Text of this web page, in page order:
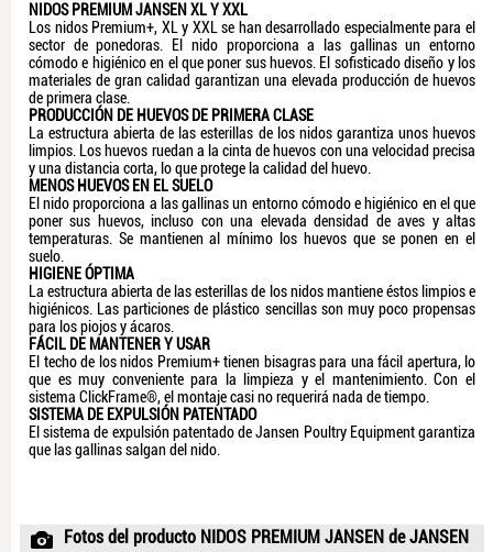
NIDOS PREMIUM JANSEN XL Y XXL
Los nidos Premium+, XL y XXL se han desarrollado especialmente para el
sector de ponedoras. El nido proporciona a las gallinas un entorno
cómodo e higiénico en el que poner sus huevos. El sofisticado diseño y los
materiales de gran calidad garantizan una elevada producción de huevos
de primera clase.
PRODUCCIÓN DE HUEVOS DE PRIMERA CLASE
La estructura abierta de las esterillas de los nidos garantiza unos huevos
limpios. Los huevos ruedan a la cinta de huevos con una velocidad precisa
y una distancia corta, lo que protege la calidad del huevo.
MENOS HUEVOS EN EL SUELO
El nido proporciona a las gallinas un entorno cómodo e higiénico en el que
poner sus huevos, incluso con una elevada densidad de aves y altas
temperaturas. Se mantienen al mínimo los huevos que se ponen en el
suelo.
HIGIENE ÓPTIMA
La estructura abierta de las esterillas de los nidos mantiene éstos limpios e
higiénicos. Las particiones de plástico sencillas son muy poco propensas
para los piojos y ácaros.
FÁCIL DE MANTENER Y USAR
El techo de los nidos Premium+ tienen bisagras para una fácil apertura, lo
que es muy conveniente para la limpieza y el mantenimiento. Con el
sistema ClickFrame®, el montaje casi no requerirá nada de tiempo.
SISTEMA DE EXPULSIÓN PATENTADO
El sistema de expulsión patentado de Jansen Poultry Equipment garantiza
que las gallinas salgan del nido.
Fotos del producto NIDOS PREMIUM JANSEN de JANSEN